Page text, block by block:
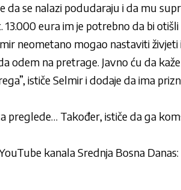
da se nalazi podudaraju i da mu
13.000 eura im je potrebno da bi otišli
neometano mogao nastaviti živjeti
odem na pretrage. Javno ću da
ističe Selmir i dodaje da ima
preglede… Također, ističe da ga
kanala Srednja Bosna Danas: